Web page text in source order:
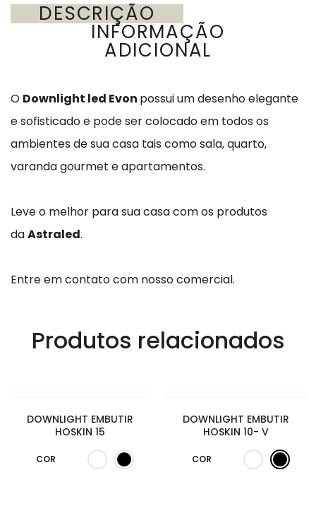
DESCRIÇÃO
INFORMAÇÃO
ADICIONAL
O Downlight led Evon possui um desenho elegante
e sofisticado e pode ser colocado em todos os
ambientes de sua casa tais como sala, quarto,
varanda gourmet e apartamentos.
Leve o melhor para sua casa com os produtos
daAstraled.
Entre em contato com nosso comercial.
Produtos relacionados
DOWNLIGHT EMBUTIR
HOSKIN 15
COR
DOWNLIGHT EMBUTIR
HOSKIN 10- V
COR